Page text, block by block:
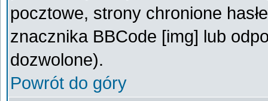
pocztowe, strony chronione
znacznika BBCode [img] lub
dozwolone).
Powrót do góry